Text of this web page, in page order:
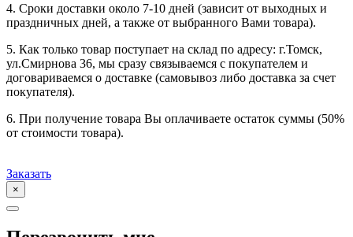
4. Сроки доставки около 7-10 дней (зависит от выходных и
праздничных дней, а также от выбранного Вами товара).
5. Как только товар поступает на склад по адресу: г.Томск,
ул.Смирнова 36, мы сразу связываемся с покупателем и
договариваемся о доставке (самовывоз либо доставка за счет
покупателя).
6. При получение товара Вы оплачиваете остаток суммы (50%
от стоимости товара).
Заказать
×